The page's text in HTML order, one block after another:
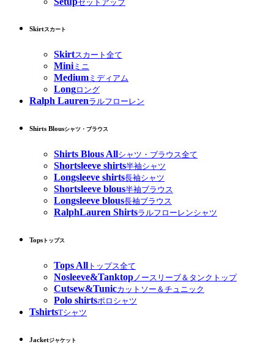
セットアップ
Skirtスカート
Skirtスカート全て
Miniミニ
Medium ミディアム
Longロング
Ralph Laurenラルフローレン
Shirts Blousシャツ・ブラウス
Shirts Blous Allシャツ・ブラウス全て
Shortsleeve shirts半袖シャツ
Longsleeve shirts長袖シャツ
Shortsleeve blous半袖ブラウス
Longsleeve blous長袖ブラウス
RalphLauren Shirtsラルフローレンシャツ
Tops トップス
Tops All トップス全て
Nosleeve&Tanktopノースリーブ＆タンクトップ
Cutsew&Tunicカットソー＆チュニック
Polo shirtsポロシャツ
TshirtsTシャツ
Jacketジャケット